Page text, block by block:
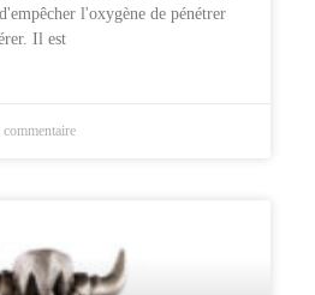
l'oxygène de pénétrer
Il est